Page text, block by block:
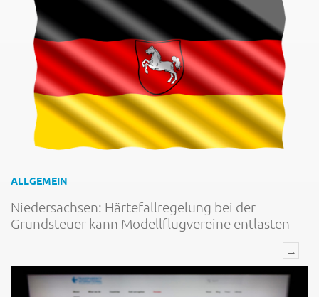
ALLGEMEIN
Niedersachsen: Härtefallregelung bei der
Grundsteuer kann Modellflugvereine entlasten
→